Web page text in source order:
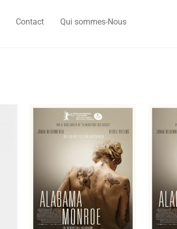
Contact Qui sommes-Nous